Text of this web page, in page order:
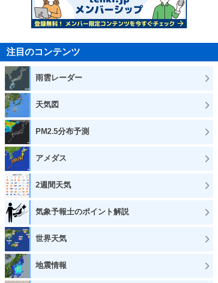
注目のコンテンツ
雨雲レーダー
天気図
PM2.5分布予測
アメダス
2週間天気
気象予報士のポイント解説
世界天気
地震情報